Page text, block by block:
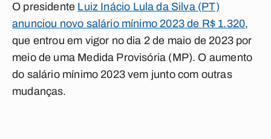
O presidente Luiz Inácio Lula da Silva (PT)
anunciou novo salário mínimo 2023 de R$ 1.320,
que entrou em vigor no dia 2 de maio de 2023 por
meio de uma Medida Provisória (MP). O aumento
do salário mínimo 2023 vem junto com outras
mudanças.